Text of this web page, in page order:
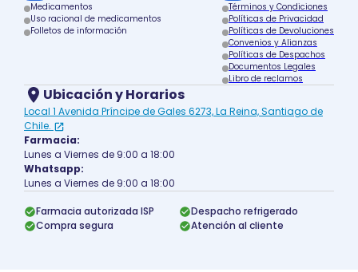
Medicamentos
Uso racional de medicamentos
Folletos de información
Términos y Condiciones
Políticas de Privacidad
Políticas de Devoluciones
Convenios y Alianzas
Políticas de Despachos
Documentos Legales
Libro de reclamos
Ubicación y Horarios
Local 1 Avenida Príncipe de Gales 6273, La Reina, Santiago de
Chile.
Farmacia:
Lunes a Viernes de 9:00 a 18:00
Whatsapp:
Lunes a Viernes de 9:00 a 18:00
Farmacia autorizada ISP
Despacho refrigerado
Compra segura
Atención al cliente